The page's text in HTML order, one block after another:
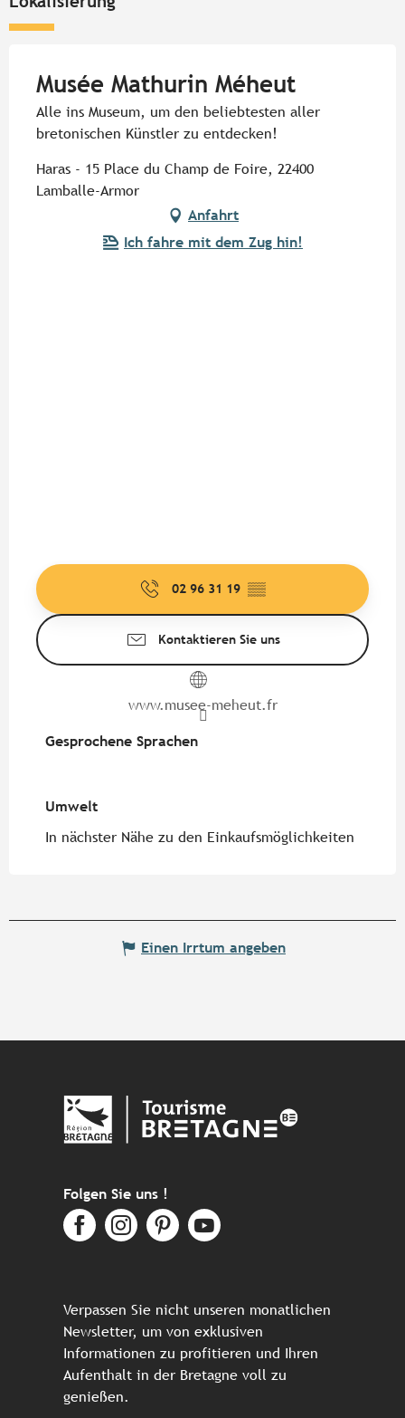
Musée Mathurin Méheut
Alle ins Museum, um den beliebtesten aller
bretonischen Künstler zu entdecken!
Haras - 15 Place du Champ de Foire, 22400
Lamballe-Armor
Anfahrt
Ich fahre mit dem Zug hin!
02 96 31 19 ▒▒
Kontaktieren Sie uns
www.musee-meheut.fr
Gesprochene Sprachen
Gesprochene Sprachen
Umwelt
Umwelt
In nächster Nähe zu den Einkaufsmöglichkeiten
Einen Irrtum angeben
Folgen Sie uns !
Verpassen Sie nicht unseren monatlichen
Newsletter, um von exklusiven
Informationen zu profitieren und Ihren
Aufenthalt in der Bretagne voll zu
genießen.